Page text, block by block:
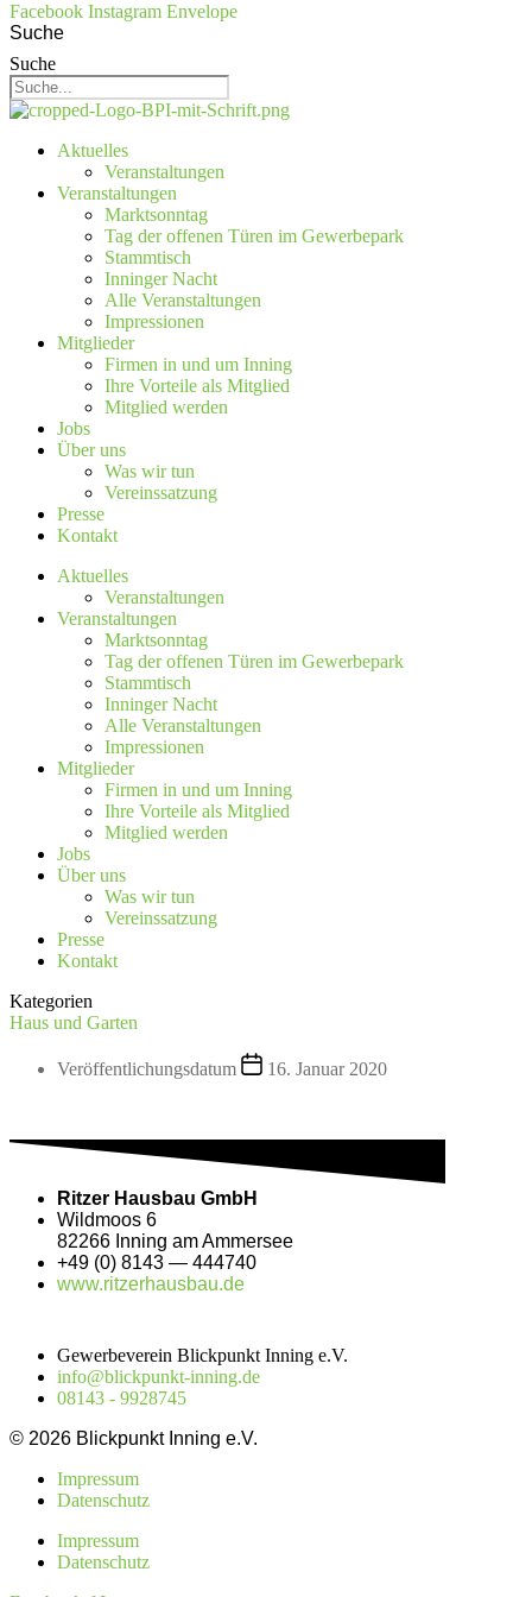
Facebook Instagram Envelope
Suche
Suche
Aktuelles
Veranstaltungen
Veranstaltungen
Marktsonntag
Tag der offenen Türen im Gewerbepark
Stammtisch
Inninger Nacht
Alle Veranstaltungen
Impressionen
Mitglieder
Firmen in und um Inning
Ihre Vorteile als Mitglied
Mitglied werden
Jobs
Über uns
Was wir tun
Vereinssatzung
Presse
Kontakt
Aktuelles
Veranstaltungen
Veranstaltungen
Marktsonntag
Tag der offenen Türen im Gewerbepark
Stammtisch
Inninger Nacht
Alle Veranstaltungen
Impressionen
Mitglieder
Firmen in und um Inning
Ihre Vorteile als Mitglied
Mitglied werden
Jobs
Über uns
Was wir tun
Vereinssatzung
Presse
Kontakt
Kategorien
Haus und Garten
Veröffentlichungsdatum 16. Januar 2020
Rit­zer Haus­bau GmbH
Wild­moos 6
82266 Inning am Ammersee
+49 (0) 8143 — 444740
www.ritzerhausbau.de
Gewerbeverein Blickpunkt Inning e.V.
info@blickpunkt-inning.de
08143 - 9928745
© 2026 Blickpunkt Inning e.V.
Impressum
Datenschutz
Impressum
Datenschutz